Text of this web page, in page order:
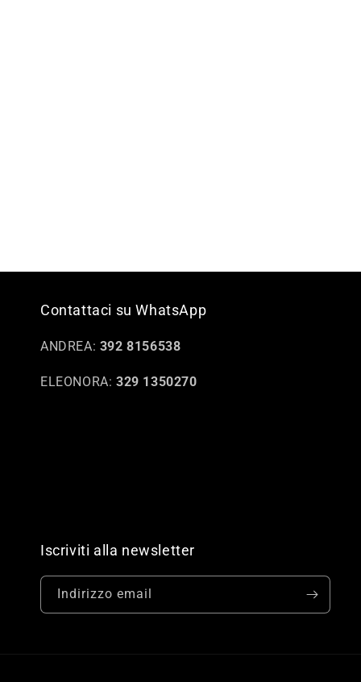
Contattaci su WhatsApp
ANDREA: 392 8156538
ELEONORA: 329 1350270
Iscriviti alla newsletter
Indirizzo email